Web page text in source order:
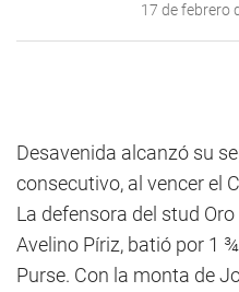
17 de febrero
Desavenida alcanzó su
consecutivo, al vencer el
La defensora del stud
Avelino Píriz, batió por 1
Purse. Con la monta de